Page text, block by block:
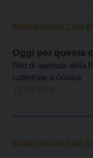
MONSIGNOR
Oggi per questa
Rito di apertura della
cattedrale a Gorizia
MONSIGNOR